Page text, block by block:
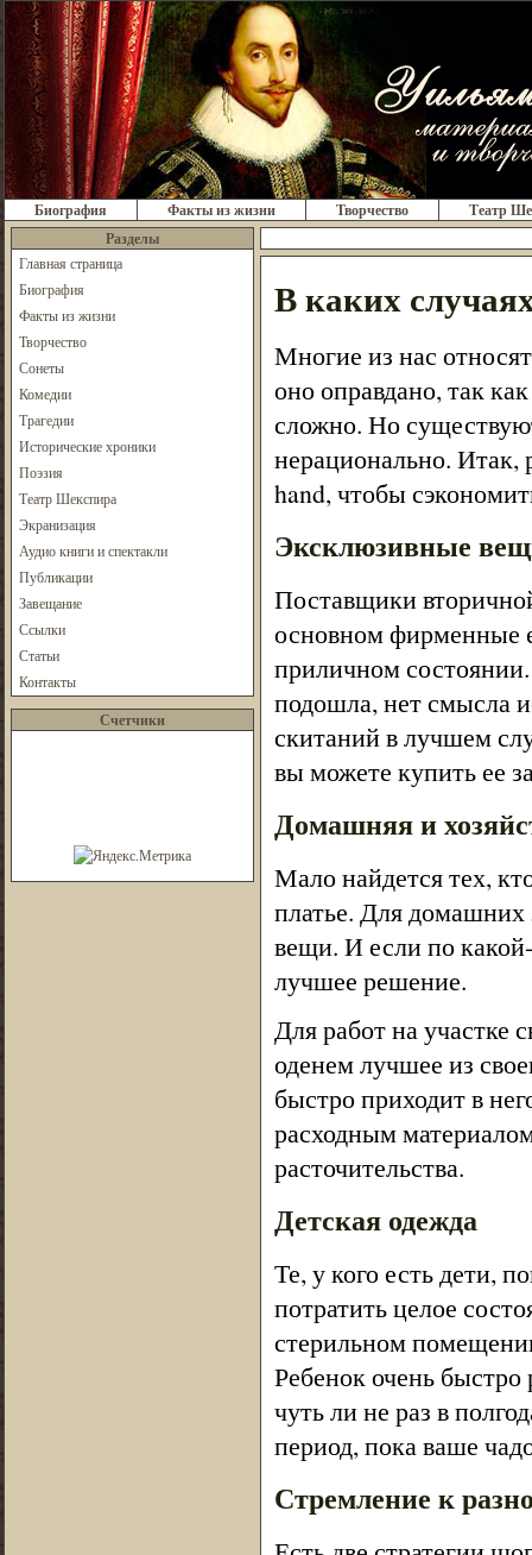
Биография Факты из жизни Творчество
Театр
Разделы
Главная страница
Биография
Факты из жизни
Творчество
Сонеты
Комедии
Трагедии
Исторические хроники
Поэзия
Театр Шекспира
Экранизация
Аудио книги и спектакли
Публикации
Завещание
Ссылки
Статьи
Контакты
Счетчики
В каких
Многие из нас
оно оправдано, так
сложно. Но
нерационально. Итак,
hand, чтобы
Эксклюзивные
Поставщики
основном фирменные
приличном
подошла, нет смысла
скитаний в лучшем
вы можете купить ее
Домашняя и
Мало найдется тех,
платье. Для
вещи. И если по
лучшее решение.
Для работ на участке
оденем лучшее из
быстро приходит в
расходным
расточительства.
Детская одежда
Те, у кого есть дети,
потратить целое
стерильном
Ребенок очень быстро
чуть ли не раз в
период, пока ваше
Стремление к